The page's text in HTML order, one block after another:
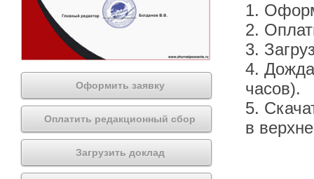
Оформить заявку
Оплатить редакционный сбор
Загрузить доклад
1.
2.
3.
4.
часов).
5.
в